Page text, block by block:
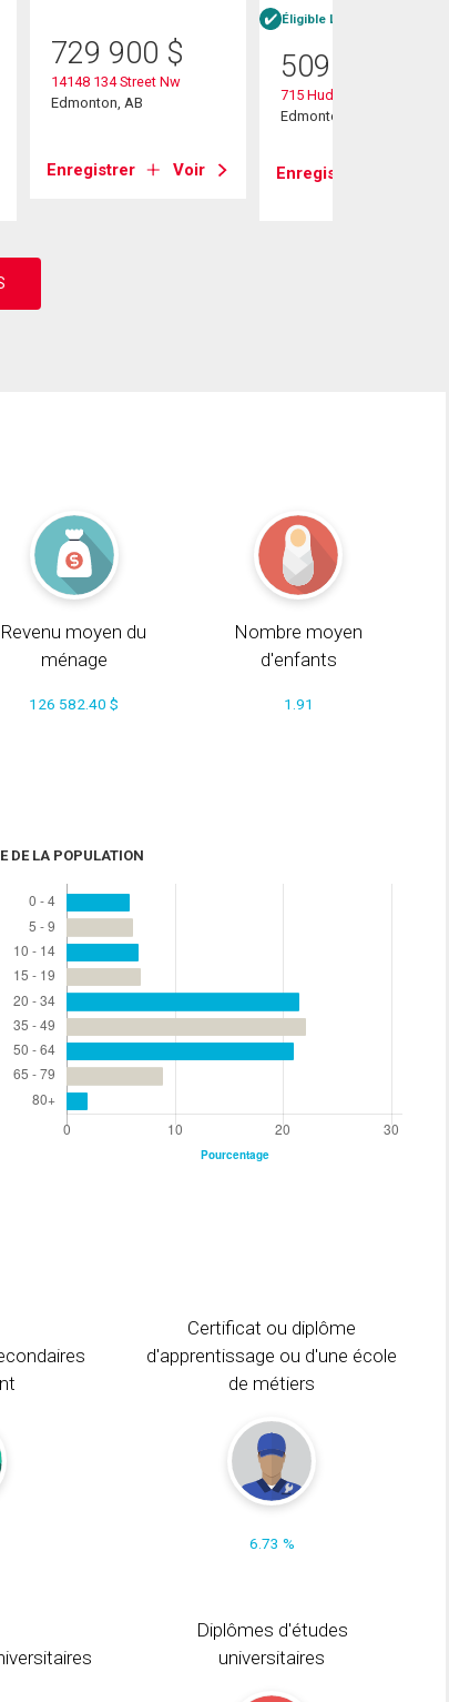
729 900 $
14148 134 Street Nw
Edmonton, AB
Enregistrer Voir
Éligible Louer pour acheter
509 900
715 Hudson Place Nw
Edmonton, AB
Enregistrer
Revenu moyen du
ménage
126 582.40 $
Nombre moyen
d'enfants
1.91
DE LA POPULATION
Certificat ou diplôme
d'apprentissage ou d'une école
de métiers
6.73 %
Diplômes d'études
universitaires